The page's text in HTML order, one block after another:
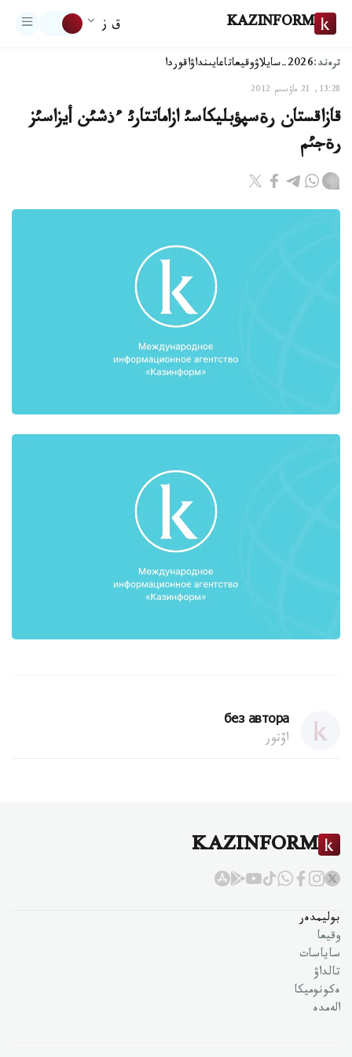
KAZINFORM ق ز
ترەند:2026-سايلاۋ وقيعاتاعايىنداۋاقوردا
13:28, 21 ماۋسىم 2012
قازاقستان رةسپؤبليكاسئ ازاماتتارئ ءذشئن أيزاسئز
رةجئم
без автора
اۆتور
KAZINFORM
بوليمدەر
وقيعا
ساياسات
تالداۋ
ەكونوميكا
الەمدە